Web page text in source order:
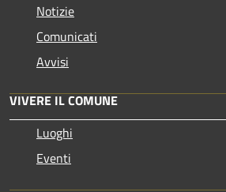
Notizie
Comunicati
Avvisi
VIVERE IL COMUNE
Luoghi
Eventi